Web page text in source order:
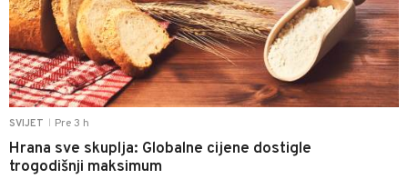
SVIJET Pre 3 h
Hrana sve skuplja: Globalne cijene dostigle
trogodišnji maksimum